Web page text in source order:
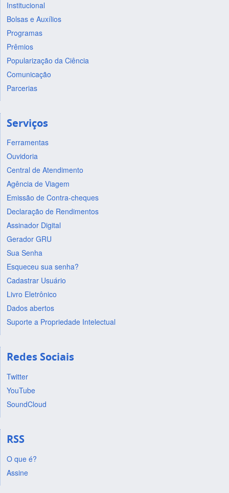
Institucional
Bolsas e Auxílios
Programas
Prêmios
Popularização da Ciência
Comunicação
Parcerias
Serviços
Ferramentas
Ouvidoria
Central de Atendimento
Agência de Viagem
Emissão de Contra-cheques
Declaração de Rendimentos
Assinador Digital
Gerador GRU
Sua Senha
Esqueceu sua senha?
Cadastrar Usuário
Livro Eletrônico
Dados abertos
Suporte a Propriedade Intelectual
Redes Sociais
Twitter
YouTube
SoundCloud
RSS
O que é?
Assine